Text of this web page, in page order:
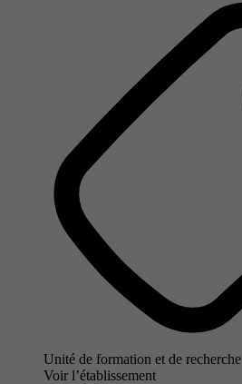
Unité de formation et de recherche
Voir l’établissement